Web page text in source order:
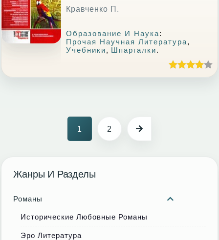
Кравченко П.
Образование И Наука:
Прочая Научная Литература,
Учебники, Шпаргалки.
1 2
Жанры И Разделы
Романы
Исторические Любовные Романы
Эро Литература